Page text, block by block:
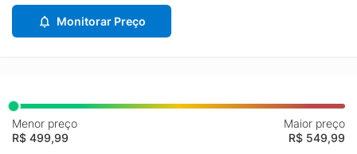
Monitorar Preço
Menor preço
R$ 499,99
Maior preço
R$ 549,99